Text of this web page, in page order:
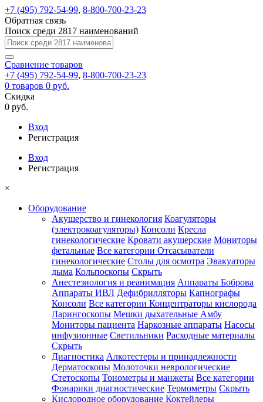
+7 (495) 792-54-99, 8-800-700-23-23
Обратная связь
Поиск среди 2817 наименований
Сравнение товаров
+7 (495) 792-54-99, 8-800-700-23-23
0 товаров 0 руб.
Скидка
0 руб.
Вход
Регистрация
Вход
Регистрация
×
Оборудование
Акушерство и гинекология Коагуляторы
(электрокоагуляторы) Консоли Кресла
гинекологические Кровати акушерские Мониторы
фетальные Все категории Отсасыватели
гинекологические Столы для осмотра Эвакуаторы
дыма Кольпоскопы Скрыть
Анестезиология и реанимация Аппараты Боброва
Аппараты ИВЛ Дефибрилляторы Капнографы
Консоли Все категории Концентраторы кислорода
Ларингоскопы Мешки дыхательные Амбу
Мониторы пациента Наркозные аппараты Насосы
инфузионные Светильники Расходные материалы
Скрыть
Диагностика Алкотестеры и принадлежности
Дерматоскопы Молоточки неврологические
Стетоскопы Тонометры и манжеты Все категории
Фонарики диагностические Термометры Скрыть
Кислородное оборудование Коктейлеры